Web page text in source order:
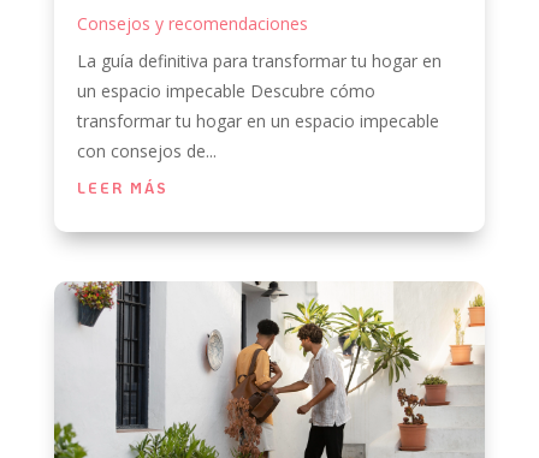
Consejos y recomendaciones
La guía definitiva para transformar tu hogar en
un espacio impecable Descubre cómo
transformar tu hogar en un espacio impecable
con consejos de...
LEER MÁS